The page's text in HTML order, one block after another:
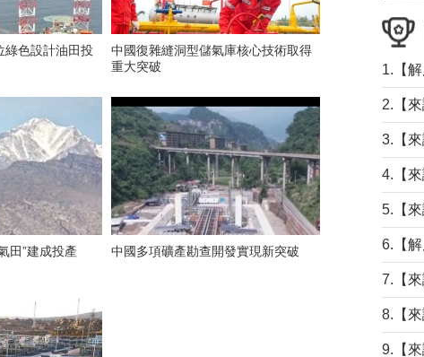
綠色設計油田投
中國復雜縫洞型儲氣庫核心技術取得
重大突破
田”建成投產 中國多項礦產勘查開發實現新突破